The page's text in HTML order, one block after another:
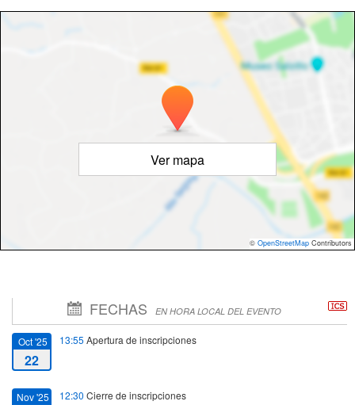
Ver mapa
© OpenStreetMap Contributors
FECHAS EN HORA LOCAL DEL EVENTO
Oct '25
22
13:55 Apertura de inscripciones
Nov '25 12:30 Cierre de inscripciones